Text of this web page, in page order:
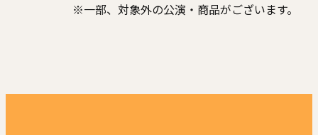
※⼀部、対象外の公演・商品がございます。